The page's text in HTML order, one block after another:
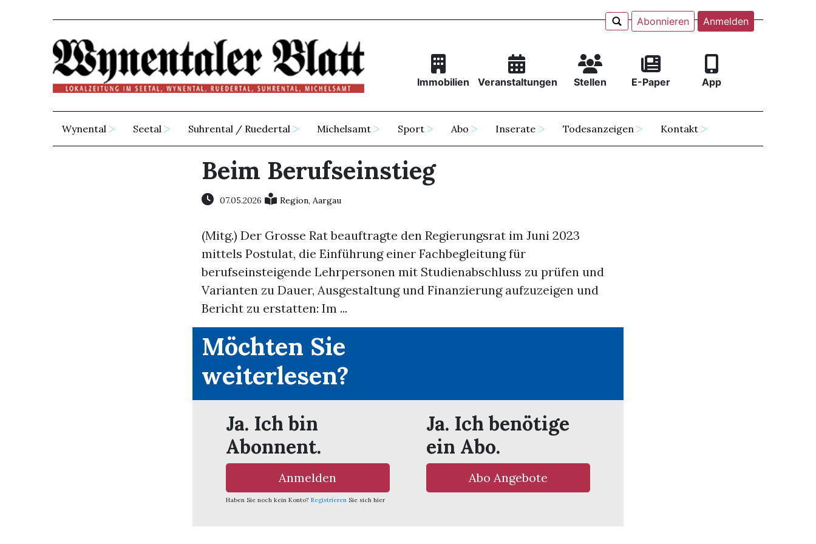
Abonnieren Anmelden
Immobilien Veranstaltungen Stellen E-Paper App
Wynental Seetal Suhrental / Ruedertal Michelsamt Sport Abo Inserate Todesanzeigen Kontakt
Beim Berufseinstieg
07.05.2026 Region, Aargau
(Mitg.) Der Grosse Rat beauftragte den Regierungsrat im Juni 2023
mittels Postulat, die Einführung einer Fachbegleitung für
berufseinsteigende Lehrpersonen mit Studienabschluss zu prüfen und
Varianten zu Dauer, Ausgestaltung und Finanzierung aufzuzeigen und
Bericht zu erstatten: Im ...
Möchten Sie
weiterlesen?
Ja. Ich bin
Abonnent.
Anmelden
Haben Sie noch kein Konto? Registrieren Sie sich hier
Ja. Ich benötige
ein Abo.
Abo Angebote